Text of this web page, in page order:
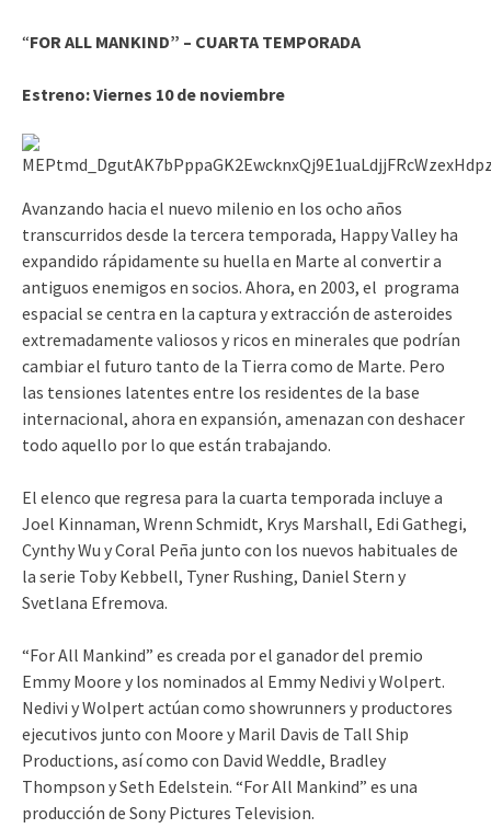
“FOR ALL MANKIND” – CUARTA TEMPORADA
Estreno:Viernes 10 de noviembre
Avanzando hacia el nuevo milenio en los ocho años
transcurridos desde la tercera temporada, Happy Valley ha
expandido rápidamente su huella en Marte al convertir a
antiguos enemigos en socios. Ahora, en 2003, el programa
espacial se centra en la captura y extracción de asteroides
extremadamente valiosos y ricos en minerales que podrían
cambiar el futuro tanto de la Tierra como de Marte. Pero
las tensiones latentes entre los residentes de la base
internacional, ahora en expansión, amenazan con deshacer
todo aquello por lo que están trabajando.
El elenco que regresa para la cuarta temporada incluye a
Joel Kinnaman, Wrenn Schmidt, Krys Marshall, Edi Gathegi,
Cynthy Wu y Coral Peña junto con los nuevos habituales de
la serie Toby Kebbell, Tyner Rushing, Daniel Stern y
Svetlana Efremova.
“For All Mankind” es creada por el ganador del premio
Emmy Moore y los nominados al Emmy Nedivi y Wolpert.
Nedivi y Wolpert actúan como showrunners y productores
ejecutivos junto con Moore y Maril Davis de Tall Ship
Productions, así como con David Weddle, Bradley
Thompson y Seth Edelstein. “For All Mankind” es una
producción de Sony Pictures Television.